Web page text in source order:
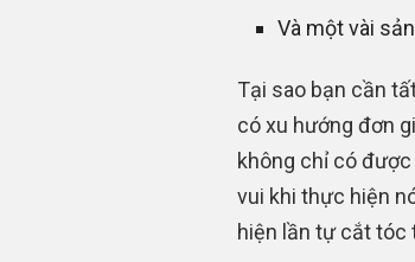
Và một vài
Tại sao bạn cần
có xu hướng đơn
không chỉ có
vui khi thực hiện
hiện lần tự cắt tóc